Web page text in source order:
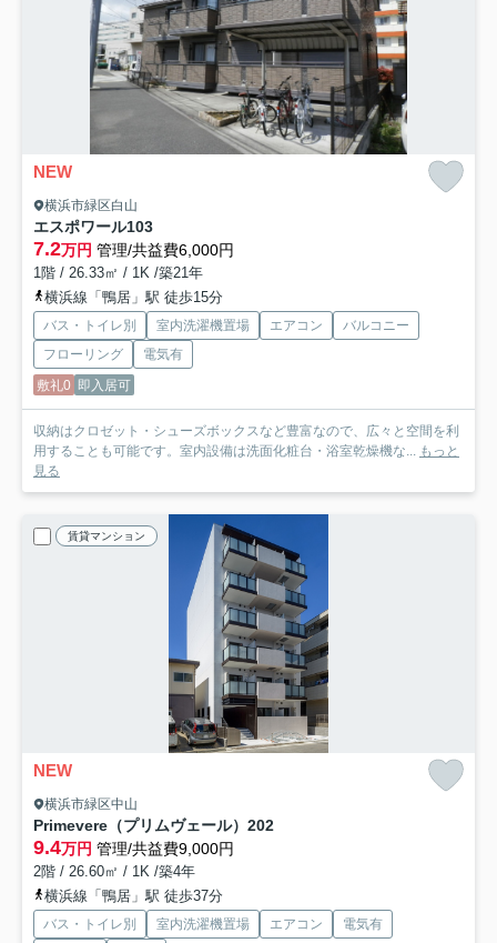
NEW
横浜市緑区白山
エスポワール103
7.2万円 管理/共益費6,000円
1階 / 26.33㎡ / 1K /築21年
横浜線「鴨居」駅 徒歩15分
バス・トイレ別 室内洗濯機置場 エアコン
バルコニー
フローリング
電気有
敷礼0 即入居可
収納はクロゼット・シューズボックスなど豊富なので、広々と空間を利
用することも可能です。室内設備は洗面化粧台・浴室乾燥機な...
もっと
見る
賃貸マンション
NEW
横浜市緑区中山
Primevere（プリムヴェール） 202
9.4万円 管理/共益費9,000円
2階 / 26.60㎡ / 1K /築4年
横浜線「鴨居」駅 徒歩37分
バス・トイレ別 室内洗濯機置場 エアコン
電気有